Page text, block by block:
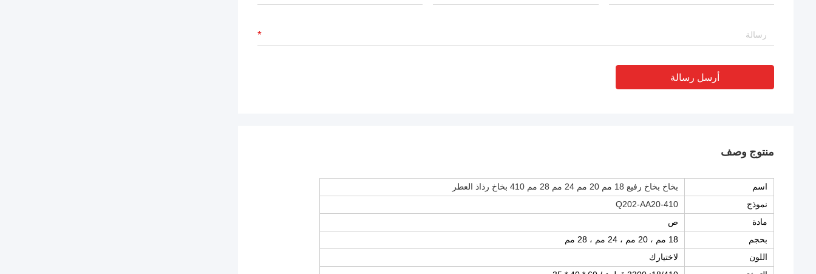
أرسل رسالة
منتوج وصف
اسم
بخاخ بخاخ رفيع 18 مم 20 مم 24 مم 28 مم 410 بخاخ رذاذ العطر
نموذج
Q202-AA20-410
مادة
ص
بحجم
18 مم ، 20 مم ، 24 مم ، 28 مم
اللون
لاختيارك